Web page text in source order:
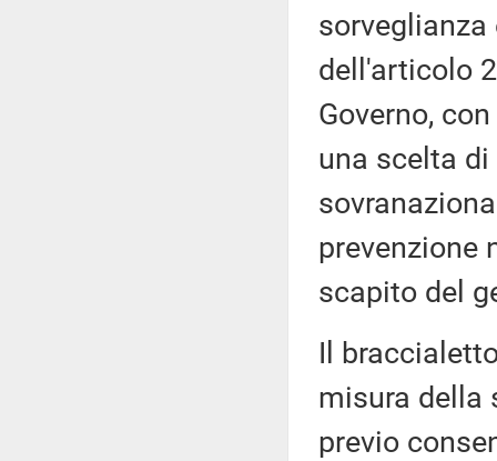
dell'articolo
Governo,
una scelta
prevenzione
scapito del
Il
misura della
previo